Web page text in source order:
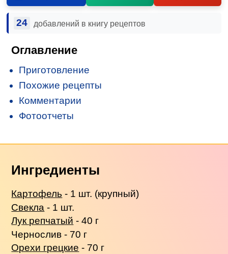
24 добавлений в книгу рецептов
Оглавление
Приготовление
Похожие рецепты
Комментарии
Фотоотчеты
Ингредиенты
Картофель - 1 шт. (крупный)
Свекла - 1 шт.
Лук репчатый - 40 г
Чернослив - 70 г
Орехи грецкие - 70 г